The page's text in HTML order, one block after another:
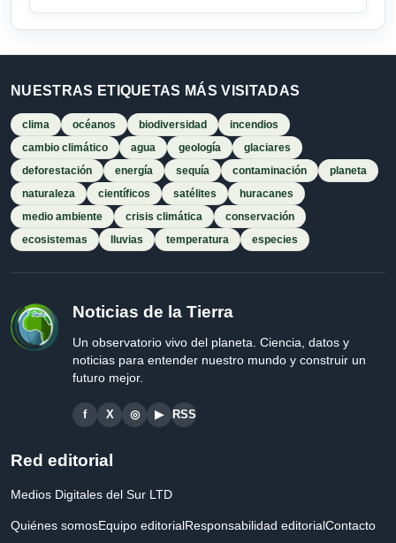
NUESTRAS ETIQUETAS MÁS VISITADAS
clima océanos biodiversidad
incendios
cambio climático
agua geología
glaciares
deforestación
energía sequía contaminación
planeta
naturaleza
científicos satélites
huracanes
medio ambiente
crisis climática
conservación
ecosistemas
lluvias temperatura especies
Noticias de la Tierra
Un observatorio vivo del planeta. Ciencia, datos y
noticias para entender nuestro mundo y construir un
futuro mejor.
f X ◎ ▶ RSS
Red editorial
Medios Digitales del Sur LTD
Quiénes somosEquipo editorialResponsabilidad editorialContacto